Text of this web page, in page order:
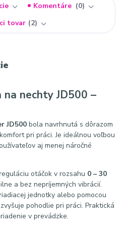
Komentáre
0
tovar 2
nechty JD500 –
JD500 bola navrhnutá s dôrazom
pri práci. Je ideálnou voľbou
aj menej náročné
otáčok v rozsahu 0 – 30
a bez nepríjemných vibrácií.
jednotky alebo pomocou
pohodlie pri práci. Praktická
v prevádzke.